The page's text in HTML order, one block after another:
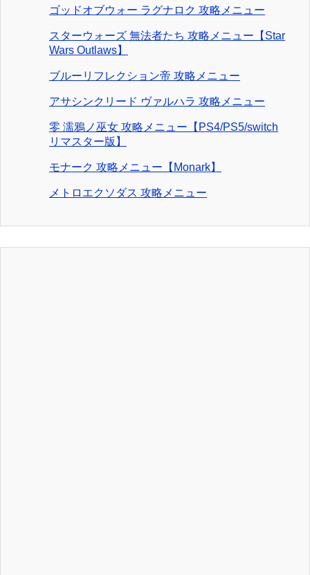
ゴッドオブウォー ラグナロク 攻略メニュー
スターウォーズ 無法者たち 攻略メニュー【Star
Wars Outlaws】
ブルーリフレクション帝 攻略メニュー
アサシンクリード ヴァルハラ 攻略メニュー
零 濡鴉ノ巫女 攻略メニュー【PS4/PS5/switch
リマスター版】
モナーク 攻略メニュー【Monark】
メトロエクソダス 攻略メニュー